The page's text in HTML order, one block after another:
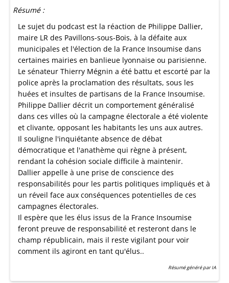
Résumé :
Le sujet du podcast est la réaction de Philippe Dallier,
maire LR des Pavillons-sous-Bois, à la défaite aux
municipales et l'élection de la France Insoumise dans
certaines mairies en banlieue lyonnaise ou parisienne.
Le sénateur Thierry Mégnin a été battu et escorté par la
police après la proclamation des résultats, sous les
huées et insultes de partisans de la France Insoumise.
Philippe Dallier décrit un comportement généralisé
dans ces villes où la campagne électorale a été violente
et clivante, opposant les habitants les uns aux autres.
Il souligne l'inquiétante absence de débat
démocratique et l'anathème qui règne à présent,
rendant la cohésion sociale difficile à maintenir.
Dallier appelle à une prise de conscience des
responsabilités pour les partis politiques impliqués et à
un réveil face aux conséquences potentielles de ces
campagnes électorales.
Il espère que les élus issus de la France Insoumise
feront preuve de responsabilité et resteront dans le
champ républicain, mais il reste vigilant pour voir
comment ils agiront en tant qu'élus..
Résumé généré par IA